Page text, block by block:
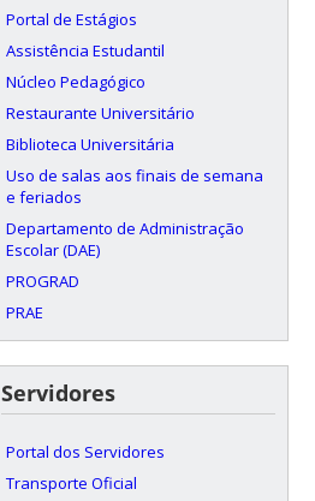
Portal de Estágios
Assistência Estudantil
Núcleo Pedagógico
Restaurante Universitário
Biblioteca Universitária
Uso de salas aos finais de semana
e feriados
Departamento de Administração
Escolar (DAE)
PROGRAD
PRAE
Servidores
Portal dos Servidores
Transporte Oficial